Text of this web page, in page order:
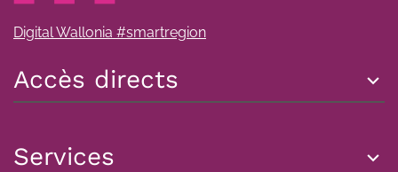
Digital Wallonia #smartregion
Accès directs
Services